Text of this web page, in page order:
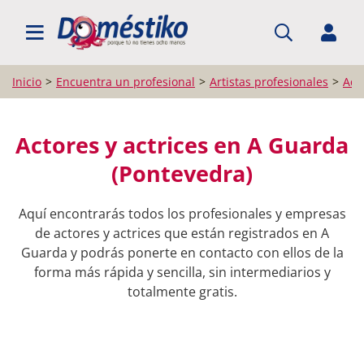
BUSCAR PROFESIONALES
Inicio Encuentra un profesional Artistas profesionales
Actores y actrices en A Guarda
(Pontevedra)
Aquí encontrarás todos los profesionales y empresas
de actores y actrices que están registrados en A
Guarda y podrás ponerte en contacto con ellos de la
forma más rápida y sencilla, sin intermediarios y
totalmente gratis.